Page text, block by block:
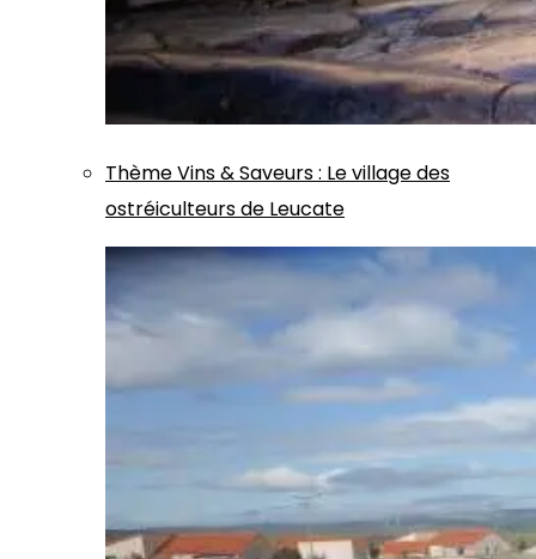
ThèmeVins & Saveurs: Le village des
ostréiculteurs de Leucate